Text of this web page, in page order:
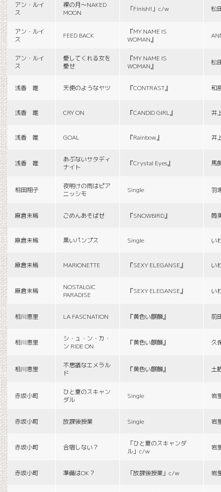
アン・ルイ
ス
裸の月〜NAKED
MOON
「Finish!!」c/w 松
アン・ルイ
ス
FEED BACK
『MY NAME IS
WOMAN』
アン・ルイ
ス
愛してくれる女を
愛せ
『MY NAME IS
WOMAN』
松
浅香 唯 天使のようなヤツ 『CONTRAST』 和
浅香 唯 CRY ON 『CANDID GIRL』 井
浅香 唯 GOAL 『Rainbow』 井
浅香 唯
あぶないサタディ
ナイト
『Crystal Eyes』 馬
相田翔子
夜明けの雨はピア
ニッシモ
Single 羽
麻倉未稀 ごめんあそばせ 『SNOWBIRD』 筒
麻倉未稀 黒いパンプス Single い
麻倉未稀 MARIONETTE 『SEXY ELEGANSE』 い
麻倉未稀
NOSTALGIC
PARADISE
『SEXY ELEGANSE』 い
相川恵里 LA FASCNATION 『黄色い麒麟』 前
相川恵里
シ・ュ・ン・カ・
ン RIDE ON
『黄色い麒麟』 久
相川恵里
不思議なエメラル
ド
『黄色い麒麟』 土
赤坂小町
ひと夏のスキャン
ダル
Single 岩
赤坂小町 放課後授業 Single 岩
赤坂小町 合宿しない？
「ひと夏のスキャンダ
ル」c/w
岩
赤坂小町 準備はOK？ 「放課後授業」c/w 岩